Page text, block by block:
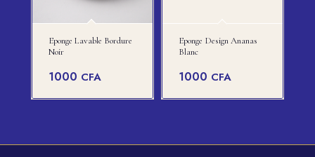
Eponge Lavable Bordure
Noir
1000 CFA
Eponge Design Ananas
Blanc
1000 CFA